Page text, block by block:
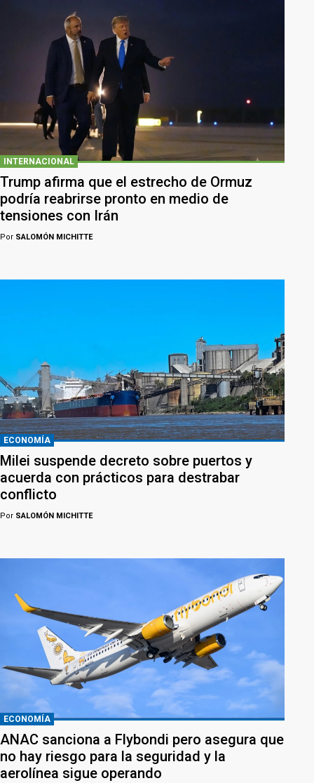
INTERNACIONAL
Trump afirma que el estrecho de Ormuz
podría reabrirse pronto en medio de
tensiones con Irán
Por SALOMÓN MICHITTE
ECONOMÍA
Milei suspende decreto sobre puertos y
acuerda con prácticos para destrabar
conflicto
Por SALOMÓN MICHITTE
ECONOMÍA
ANAC sanciona a Flybondi pero asegura que
no hay riesgo para la seguridad y la
aerolínea sigue operando